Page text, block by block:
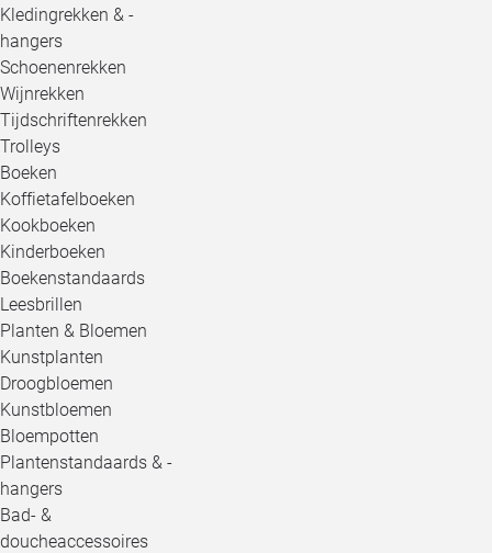
Kledingrekken & -
hangers
Schoenenrekken
Wijnrekken
Tijdschriftenrekken
Trolleys
Boeken
Koffietafelboeken
Kookboeken
Kinderboeken
Boekenstandaards
Leesbrillen
Planten & Bloemen
Kunstplanten
Droogbloemen
Kunstbloemen
Bloempotten
Plantenstandaards & -
hangers
Bad- &
doucheaccessoires